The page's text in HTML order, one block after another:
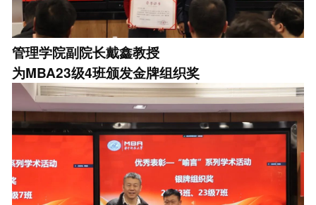
管理学院副院长戴鑫教授
为MBA23级4班颁发金牌组织奖